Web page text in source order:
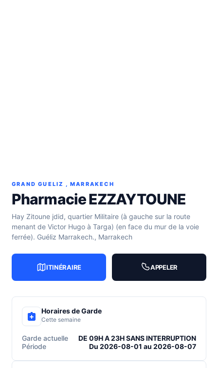
GRAND GUELIZ , MARRAKECH
Pharmacie EZZAYTOUNE
Hay Zitoune jdid, quartier Militaire (à gauche sur la route
menant de Victor Hugo à Targa) (en face du mur de la voie
ferrée). Guéliz Marrakech., Marrakech
ITINÉRAIRE APPELER
Horaires de Garde
Cette semaine
Garde actuelle
DE 09H A 23H SANS INTERRUPTION
Période
Du 2026-08-01 au 2026-08-07